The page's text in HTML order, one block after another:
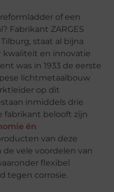
of een
Fabrikant ZARGES
staat al bijna
kwaliteit en innovatie
was in 1933 de eerste
lichtmetaalbouw
op dit
inmiddels drie
fabrikant belooft zijn
én
van deze
vele voordelen van
flexibel
tegen corrosie.